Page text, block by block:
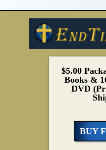
$5.00
Books &
DVD
BUY